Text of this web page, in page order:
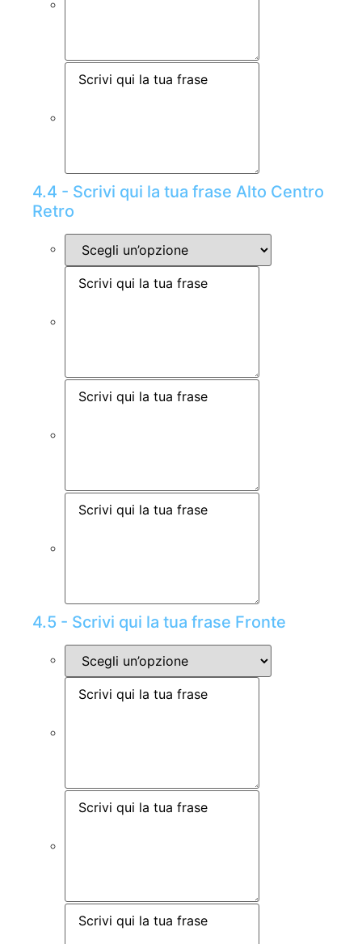
4.4 - Scrivi qui la tua frase Alto Centro
Retro
4.5 - Scrivi qui la tua frase Fronte